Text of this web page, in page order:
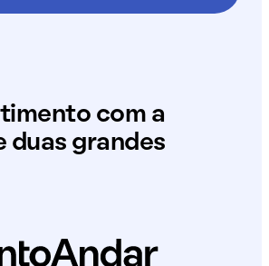
com a
duas grandes